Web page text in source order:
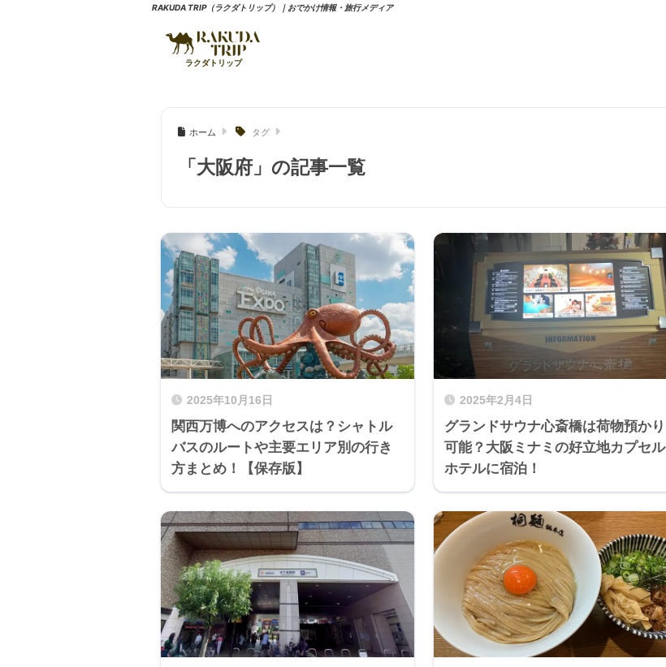
RAKUDA TRIP（ラクダトリップ）｜おでかけ情報・旅行メディア
ホーム タグ
「大阪府」の記事一覧
2025年10月16日
関西万博へのアクセスは？シャトル
バスのルートや主要エリア別の行き
方まとめ！【保存版】
2025年2月4日
グランドサウナ心斎橋は荷物預かり
可能？大阪ミナミの好立地カプセル
ホテルに宿泊！